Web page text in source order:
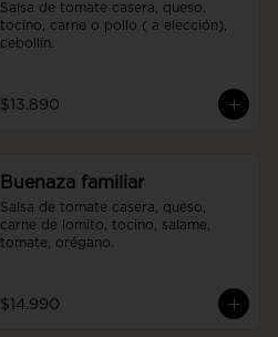
Salsa de tomate casera, queso,
tocino, carne o pollo ( a elección),
cebollín.
$13.890
Buenaza familiar
Salsa de tomate casera, queso,
carne de lomito, tocino, salame,
tomate, orégano.
$14.990